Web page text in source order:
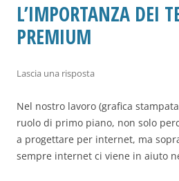
L’IMPORTANZA DEI
PREMIUM
Lascia una risposta
Nel nostro lavoro (grafica
ruolo di primo piano, non solo
a progettare per internet, ma
sempre internet ci viene in aiuto